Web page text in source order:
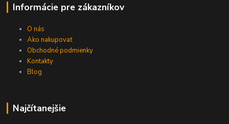
Informácie pre zákazníkov
O nás
Ako nakupovať
Obchodné podmienky
Kontakty
Blog
Najčítanejšie